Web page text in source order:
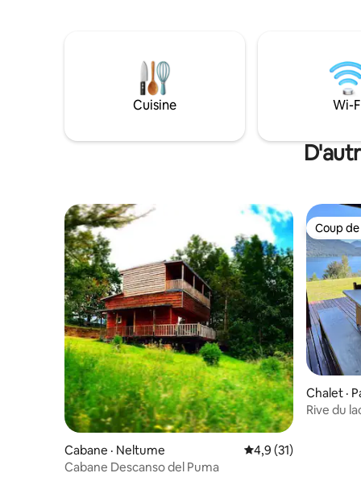
plages Blanca et Negra de Caburgua, des
sources thermales, des volcans, des
sentiers de randonnée, des parcs
nationaux, des rivières, des cascades et
naturelles et d'activités tout au long de
froid au
et un moteur
Cuisine Wi-
Cabane · Neltume Note moyenne de
4,9 (31)
Cabane Descanso del Puma
Coup
Coup
Chalet ·
Rive du